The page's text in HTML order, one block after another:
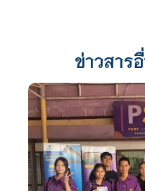
ข่าวสาร